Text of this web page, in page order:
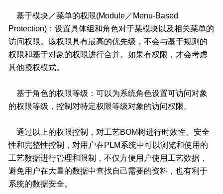
基于模块／菜单的权限(Module／Menu-Based
Protection)：设置具体组和角色对于某模块以及相关菜单的
访问权限。该权限具有最高的优先级，不会与基于规则的
权限和基于对象的权限进行合并。如果有权限，才会考虑
其他授权模式。
基于角色的权限等级：可以为系统角色设置可访问对象
的权限等级，控制对特定权限等级对象的访问权限。
通过以上的权限控制，对工艺BOM树进行时效性、安全
性和完整性控制，对用户在PLM系统中可以浏览和使用的
工艺数据进行管理和限制，不仅方便用户使用工艺数据，
避免用户在大量的数据中查找自己需要的资料，也有利于
系统的数据安全。